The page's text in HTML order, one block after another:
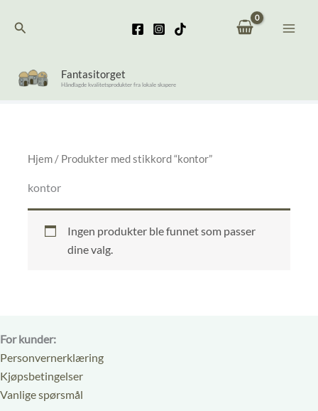
rettSøk
Fantasitorget
Håndlagde kvalitetsprodukter fra lokale skapere
Hjem / Produkter med stikkord “kontor”
kontor
Ingen produkter ble funnet som passer
dine valg.
For kunder:
Personvernerklæring
Kjøpsbetingelser
Vanlige spørsmål